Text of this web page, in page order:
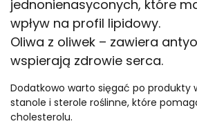
jednonienasyconych, które
wpływ na profil lipidowy.
Oliwa z oliwek – zawiera
wspierają zdrowie serca.
Dodatkowo warto sięgać po produkty
stanole i sterole roślinne, które
cholesterolu.